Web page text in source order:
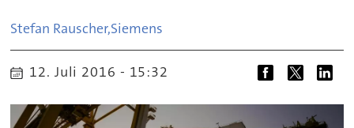
Stefan Rauscher,Siemens
12. Juli 2016 - 15:32